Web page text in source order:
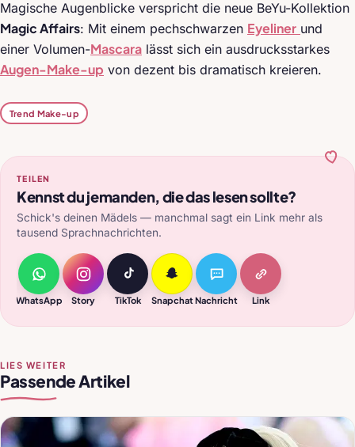
Magische Augenblicke verspricht die neue BeYu-Kollektion
Magic Affairs: Mit einem pechschwarzen Eyeliner und
einer Volumen-Mascara lässt sich ein ausdrucksstarkes
Augen-Make-up von dezent bis dramatisch kreieren.
Trend Make-up
TEILEN
Kennst du jemanden, die das lesen sollte?
Schick's deinen Mädels — manchmal sagt ein Link mehr als
tausend Sprachnachrichten.
WhatsApp Story TikTok SnapchatNachricht Link
LIES WEITER
Passende Artikel